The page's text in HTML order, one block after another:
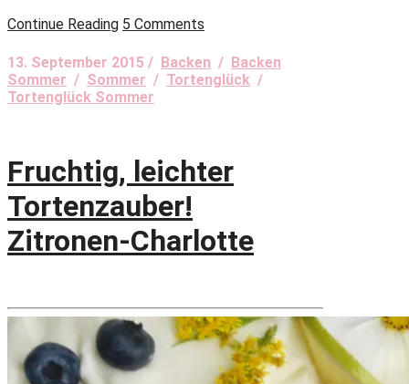
Continue Reading 5 Comments
13. September 2015 / Backen / Backen
Sommer / Sommer / Tortenglück /
Tortenglück Sommer
Fruchtig, leichter
Tortenzauber!
Zitronen-Charlotte